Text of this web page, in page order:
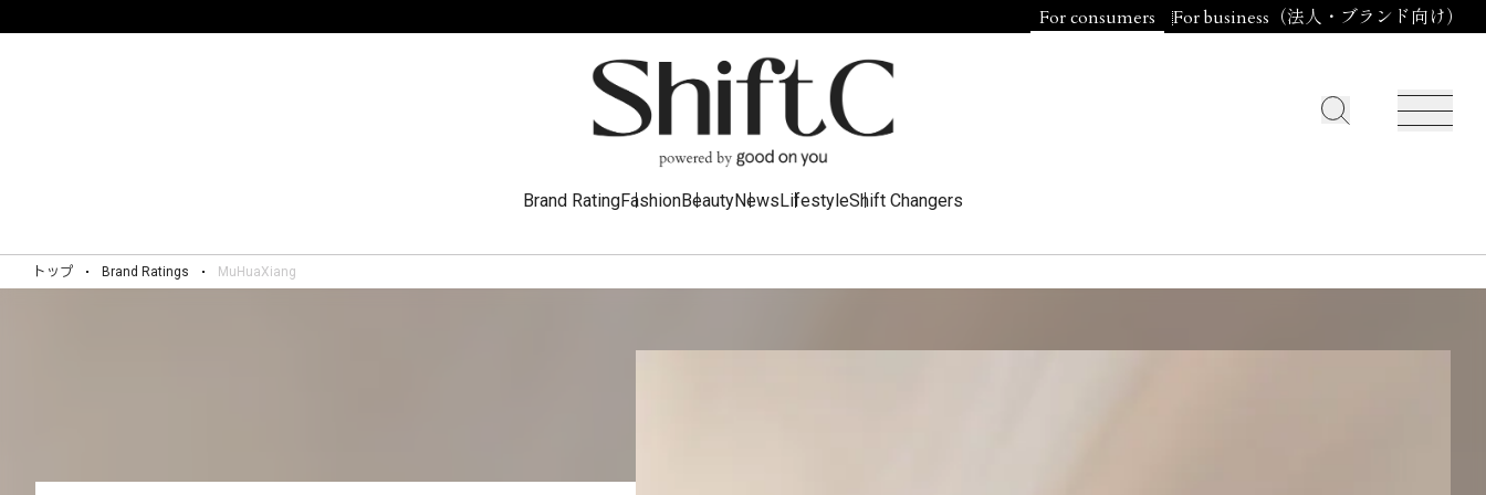
For consumers For business（法人・ブランド向け）
Brand RatingFashionBeautyNewsLifestyleShift Changers
トップ Brand Ratings MuHuaXiang